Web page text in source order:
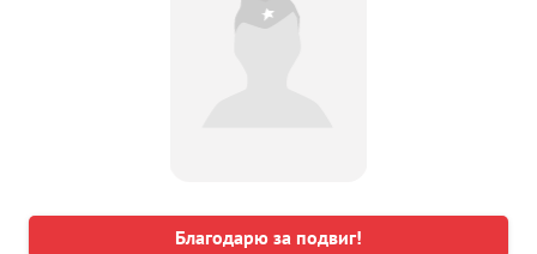
Благодарю за подвиг!